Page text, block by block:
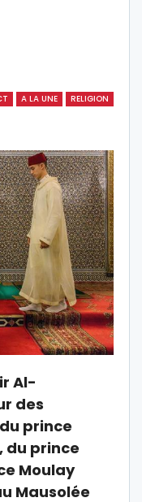
A LA UNE RELIGION
Al-
des
prince
du prince
Moulay
Mausolée